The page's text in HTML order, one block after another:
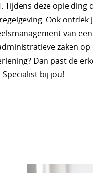
Tijdens deze opleiding
Ook ontdek
van
zaken
Dan past de
Specialist bij jou!